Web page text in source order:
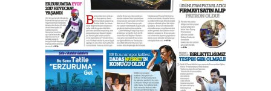
26 Mart 2026 Perşembe
Cem Bakırcı
Ardında bıraktığı hatıralarıyla
gönül adamı Faruk Terzioğlu!
13 Mayıs 2026 Çarşamba
Esat BİNDESEN